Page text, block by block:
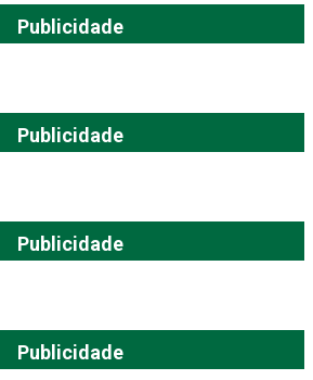
Publicidade
Publicidade
Publicidade
Publicidade